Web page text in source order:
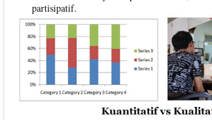
partisipatif.